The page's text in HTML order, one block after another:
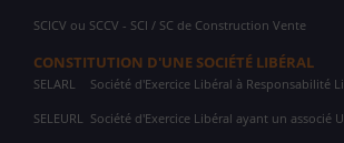
SCICV ou SCCV - SCI / SC de Construction Vente
CONSTITUTION D'UNE SOCIÉTÉ LIBÉRAL
SELARL Société d'Exercice Libéral à Responsabilité
SELEURL Société d'Exercice Libéral ayant un associé